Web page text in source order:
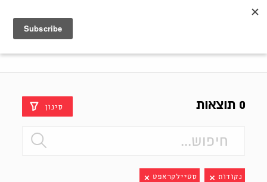
0 תוצאות סינון
נקודות סטיילקראפט